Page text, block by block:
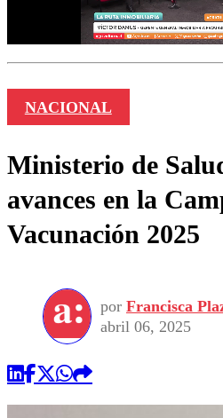
NACIONAL
Ministerio de
avances en la
Vacunación 2025
por Francisca
abril 06, 2025